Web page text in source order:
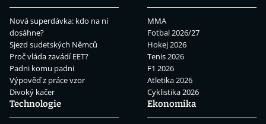
Nová superdávka: kdo na ní
dosáhne?
Sjezd sudetských Němců
Proč vláda zavádí EET?
Padni komu padni
Výpověď z práce vzor
Divoký kačer
MMA
Fotbal 2026/27
Hokej 2026
Tenis 2026
F1 2026
Atletika 2026
Cyklistika 2026
Technologie
Ekonomika